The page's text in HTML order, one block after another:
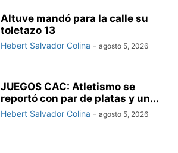
Altuve mandó para la calle su
toletazo 13
Hebert Salvador Colina - agosto 5, 2026
JUEGOS CAC: Atletismo se
reportó con par de platas y un...
Hebert Salvador Colina - agosto 5, 2026